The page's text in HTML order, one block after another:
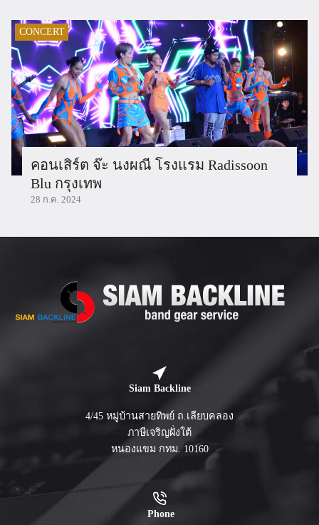
CONCERT
คอนเสิร์ต จ๊ะ นงผณี โรงแรม Radissoon
Blu กรุงเทพ
28 ก.ค. 2024
Siam Backline
4/45 หมู่บ้านสายทิพย์ ถ.เลียบคลอง
ภาษีเจริญฝั่งใต้
หนองแขม กทม. 10160
Phone